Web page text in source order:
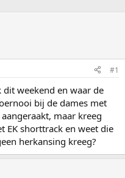
#1
dit weekend en waar de
bij de dames met
maar kreeg
EK shorttrack en weet die
herkansing kreeg?